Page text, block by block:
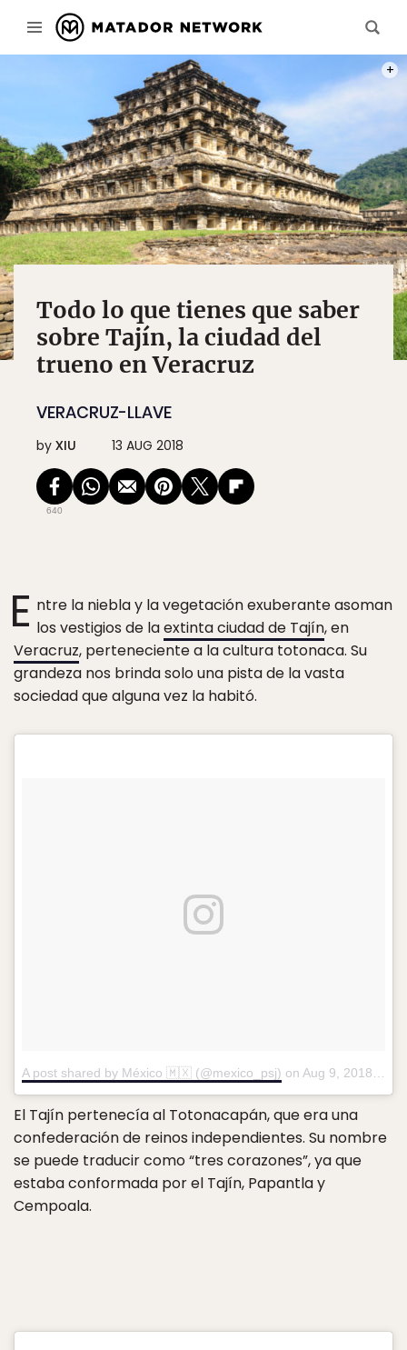
Todo lo que tienes que saber
sobre Tajín, la ciudad del
trueno en Veracruz
VERACRUZ-LLAVE
by XIU 13 AUG 2018
640
E ntre la niebla y la vegetación exuberante asoman
los vestigios de laextinta ciudad de Tajín, en
Veracruz, perteneciente a la cultura totonaca. Su
grandeza nos brinda solo una pista de la vasta
sociedad que alguna vez la habitó.
A post shared by México 🇲🇽 (@mexico_psj) on Aug 9, 2018 at 11:10pm PDT
El Tajín pertenecía al Totonacapán, que era una
confederación de reinos independientes. Su nombre
se puede traducir como “tres corazones”, ya que
estaba conformada por el Tajín, Papantla y
Cempoala.